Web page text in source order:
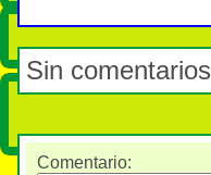
Sin comentarios
Comentario: